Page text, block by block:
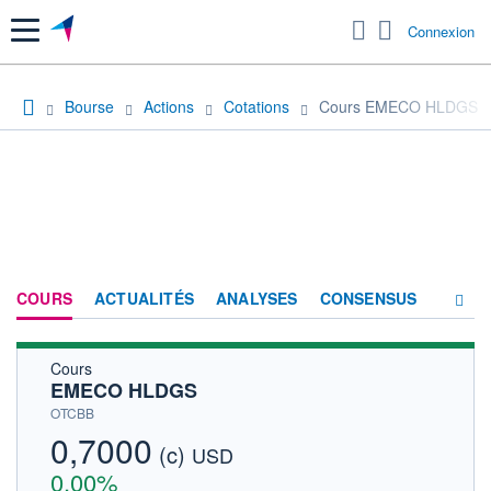
Menu Connexion
Bourse Actions Cotations Cours EMECO HLDGS
COURS ACTUALITÉS ANALYSES CONSENSUS
Cours
EMECO HLDGS
OTCBB
0,7000 (c) USD
0,00%